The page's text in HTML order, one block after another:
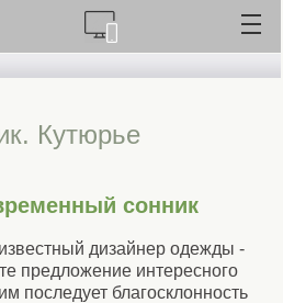
Кутюрье
сонник
дизайнер одежды -
предложение интересного
последует благосклонность